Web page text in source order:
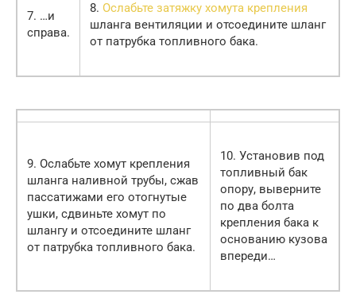
7. …и
справа.
8. Ослабьте затяжку хомута крепления
шланга вентиляции и отсоедините шланг
от патрубка топливного бака.
9. Ослабьте хомут крепления
шланга наливной трубы, сжав
пассатижами его отогнутые
ушки, сдвиньте хомут по
шлангу и отсоедините шланг
от патрубка топливного бака.
10. Установив под
топливный бак
опору, выверните
по два болта
крепления бака к
основанию кузова
впереди…